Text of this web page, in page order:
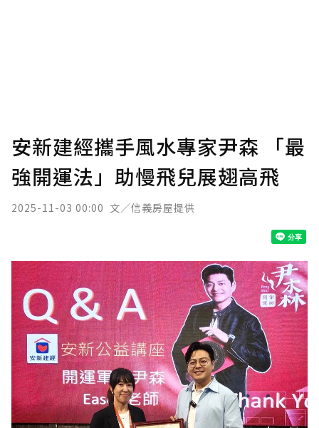
安新建經攜手風水專家尹森 「最
強開運法」助慢飛兒展翅高飛
2025-11-03 00:00 文／信義房屋提供